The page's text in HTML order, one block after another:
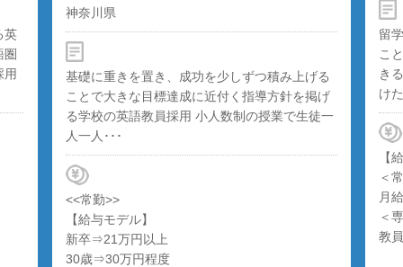
英
圏
用
神奈川県
基礎に重きを置き、成功を少しずつ積み上げる
ことで大きな目標達成に近付く指導方針を掲げ
る学校の英語教員採用 小人数制の授業で生徒一
人一人･･･
<<常勤>>
【給与モデル】
新卒⇒21万円以上
30歳⇒30万円程度
留
こ
き
け
【
＜
月
＜
教